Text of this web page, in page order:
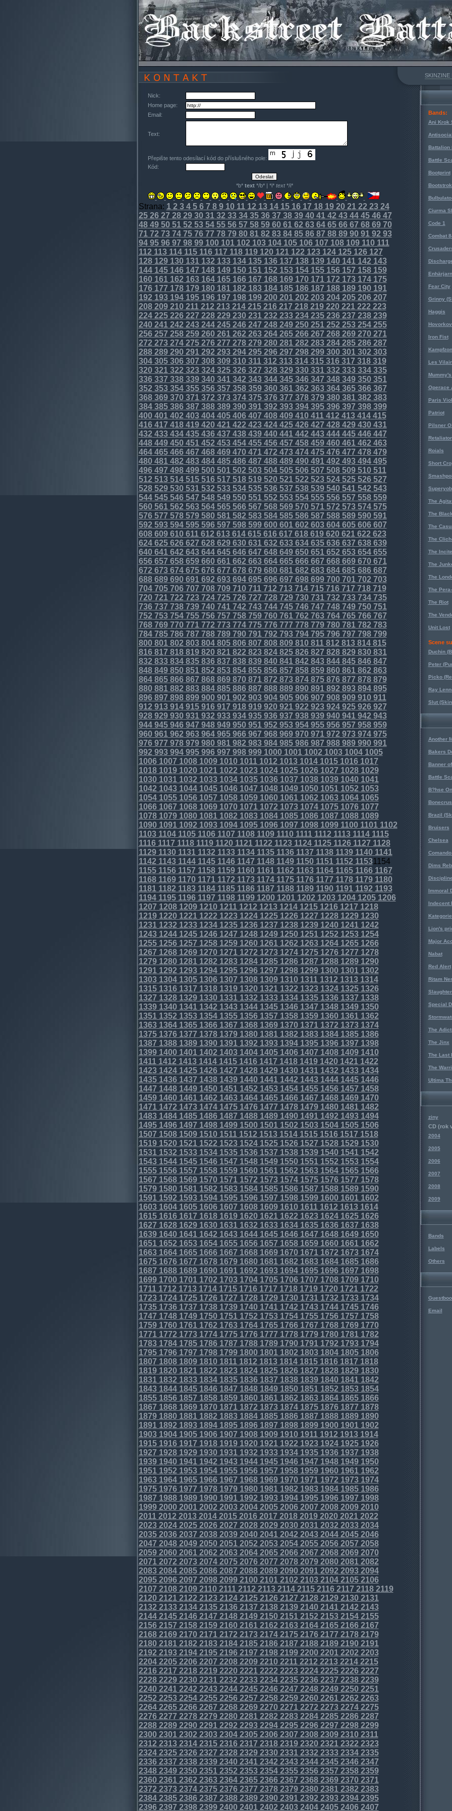
SKINZINE
Nick:
Home page:
Email:
Text:
Přepište tento odesílací kód do příslušného pole:
Kód:
*b* text*/b* | *i* text*/i*
Strana: 12 34567 89101112 1314151617 1819202122 2324
252627 2829303132 3334353637 3839404142 4344454647
4849505152 5354555657 5859606162 6364656667 686970
7172 7374757677 7879808182 8384858687 8889909192 93
94959697 9899100101102 103104105106107 108109110111
112 113114115116117 118119120121122 123124125126127
128129130131132 133134135136137 138139140141142 143
144145146147 148149150151152 153154155156157 158159
160161162 163164165166167 168169170171172 173174175
176177 178179180181182 183184185186187 188189190191
192 193194195196197 198199200201202 203204205206207
208209210211212 213214215216217 218219220221222 223
224225226227 228229230231232 233234235236237 238239
240241242 243244245246247 248249250251252 253254255
256257 258259260261262 263264265266267 268269270271
272 273274275276277 278279280281282 283284285286287
288289290291292 293294295296297 298299300301302 303
304305306307 308309310311312 313314315316317 318319
320321322 323324325326327 328329330331332 333334335
336337 338339340341342 343344345346347 348349350351
352 353354355356357 358359360361362 363364365366367
368369370371372 373374375376377 378379380381382 383
384385386387 388389390391392 393394395396397 398399
400401402 403404405406407 408409410411412 413414415
416417 418419420421422 423424425426427 428429430431
432 433434435436437 438439440441442 443444445446447
448449450451452 453454455456457 458459460461462 463
464465466467 468469470471472 473474475476477 478479
480481482 483484485486487 488489490491492 493494495
496497 498499500501502 503504505506507 508509510511
512 513514515516517 518519520521522 523524525526527
528529530531532 533534535536537 538539540541542 543
544545546547 548549550551552 553554555556557 558559
560561562 563564565566567 568569570571572 573574575
576577 578579580581582 583584585586587 588589590591
592 593594595596597 598599600601602 603604605606607
608609610611612 613614615616617 618619620621622 623
624625626627 628629630631632 633634635636637 638639
640641642 643644645646647 648649650651652 653654655
656657 658659660661662 663664665666667 668669670671
672 673674675676677 678679680681682 683684685686687
688689690691692 693694695696697 698699700701702 703
704705706707 708709710711712 713714715716717 718719
720721722 723724725726727 728729730731732 733734735
736737 738739740741742 743744745746747 748749750751
752 753754755756757 758759760761762 763764765766767
768769770771772 773774775776777 778779780781782 783
784785786787 788789790791792 793794795796797 798799
800801802 803804805806807 808809810811812 813814815
816817 818819820821822 823824825826827 828829830831
832 833834835836837 838839840841842 843844845846847
848849850851852 853854855856857 858859860861862 863
864865866867 868869870871872 873874875876877 878879
880881882 883884885886887 888889890891892 893894895
896897 898899900901902 903904905906907 908909910911
912 913914915916917 918919920921922 923924925926927
928929930931932 933934935936937 938939940941942 943
944945946947 948949950951952 953954955956957 958959
960961962 963964965966967 968969970971972 973974975
976977 978979980981982 983984985986987 988989990991
992 993994995996997 998999100010011002 100310041005
10061007 10081009101010111012 10131014101510161017
10181019102010211022 10231024102510261027 10281029
103010311032 10331034103510361037 1038103910401041
1042 10431044104510461047 10481049105010511052 1053
1054105510561057 10581059106010611062 106310641065
10661067 10681069107010711072 10731074107510761077
10781079108010811082 10831084108510861087 10881089
109010911092 10931094109510961097 10981099110011011102
11031104110511061107 11081109111011111112 111311141115
11161117 11181119112011211122 11231124112511261127 1128
1129113011311132 11331134113511361137 1138113911401141
1142 11431144114511461147 11481149115011511152 11531154
115511561157 11581159116011611162 11631164116511661167
11681169117011711172 11731174117511761177 117811791180
11811182 11831184118511861187 11881189119011911192 1193
1194119511961197 11981199120012011202 1203120412051206
1207 12081209121012111212 12131214121512161217 1218
1219122012211222 12231224122512261227 122812291230
12311232 12331234123512361237 12381239124012411242
12431244124512461247 12481249125012511252 12531254
125512561257 12581259126012611262 1263126412651266
1267 12681269127012711272 12731274127512761277 1278
1279128012811282 12831284128512861287 128812891290
12911292 12931294129512961297 12981299130013011302
13031304130513061307 13081309131013111312 13131314
131513161317 13181319132013211322 1323132413251326
1327 13281329133013311332 13331334133513361337 1338
1339134013411342 13431344134513461347 134813491350
13511352 13531354135513561357 13581359136013611362
13631364136513661367 13681369137013711372 13731374
137513761377 13781379138013811382 1383138413851386
1387 13881389139013911392 13931394139513961397 1398
1399140014011402 14031404140514061407 140814091410
14111412 14131414141514161417 14181419142014211422
14231424142514261427 14281429143014311432 14331434
143514361437 14381439144014411442 1443144414451446
1447 14481449145014511452 14531454145514561457 1458
1459146014611462 14631464146514661467 146814691470
14711472 14731474147514761477 14781479148014811482
14831484148514861487 14881489149014911492 14931494
149514961497 14981499150015011502 1503150415051506
1507 15081509151015111512 15131514151515161517 1518
1519152015211522 15231524152515261527 152815291530
15311532 15331534153515361537 15381539154015411542
15431544154515461547 15481549155015511552 15531554
155515561557 15581559156015611562 1563156415651566
1567 15681569157015711572 15731574157515761577 1578
1579158015811582 15831584158515861587 158815891590
15911592 15931594159515961597 15981599160016011602
16031604160516061607 16081609161016111612 16131614
161516161617 16181619162016211622 1623162416251626
1627 16281629163016311632 16331634163516361637 1638
1639164016411642 16431644164516461647 164816491650
16511652 16531654165516561657 16581659166016611662
16631664166516661667 16681669167016711672 16731674
167516761677 16781679168016811682 1683168416851686
1687 16881689169016911692 16931694169516961697 1698
1699170017011702 17031704170517061707 170817091710
17111712 17131714171517161717 17181719172017211722
17231724172517261727 17281729173017311732 17331734
173517361737 17381739174017411742 1743174417451746
1747 17481749175017511752 17531754175517561757 1758
1759176017611762 17631764176517661767 176817691770
17711772 17731774177517761777 17781779178017811782
17831784178517861787 17881789179017911792 17931794
179517961797 17981799180018011802 1803180418051806
1807 18081809181018111812 18131814181518161817 1818
1819182018211822 18231824182518261827 182818291830
18311832 18331834183518361837 18381839184018411842
18431844184518461847 18481849185018511852 18531854
185518561857 18581859186018611862 1863186418651866
1867 18681869187018711872 18731874187518761877 1878
1879188018811882 18831884188518861887 188818891890
18911892 18931894189518961897 18981899190019011902
19031904190519061907 19081909191019111912 19131914
191519161917 19181919192019211922 1923192419251926
1927 19281929193019311932 19331934193519361937 1938
1939194019411942 19431944194519461947 194819491950
19511952 19531954195519561957 19581959196019611962
19631964196519661967 19681969197019711972 19731974
197519761977 19781979198019811982 1983198419851986
1987 19881989199019911992 19931994199519961997 1998
1999200020012002 20032004200520062007 200820092010
20112012 20132014201520162017 20182019202020212022
20232024202520262027 20282029203020312032 20332034
203520362037 20382039204020412042 2043204420452046
2047 20482049205020512052 20532054205520562057 2058
2059206020612062 20632064206520662067 206820692070
20712072 20732074207520762077 20782079208020812082
20832084208520862087 20882089209020912092 20932094
209520962097 20982099210021012102 2103210421052106
2107 21082109211021112112 21132114211521162117 21182119
212021212122 21232124212521262127 2128212921302131
2132 21332134213521362137 21382139214021412142 2143
2144214521462147 21482149215021512152 215321542155
21562157 21582159216021612162 21632164216521662167
21682169217021712172 21732174217521762177 21782179
218021812182 21832184218521862187 2188218921902191
2192 21932194219521962197 21982199220022012202 2203
2204220522062207 22082209221022112212 221322142215
22162217 22182219222022212222 22232224222522262227
22282229223022312232 22332234223522362237 22382239
224022412242 22432244224522462247 2248224922502251
2252 22532254225522562257 22582259226022612262 2263
2264226522662267 22682269227022712272 227322742275
22762277 22782279228022812282 22832284228522862287
22882289229022912292 22932294229522962297 22982299
230023012302 23032304230523062307 2308230923102311
2312 23132314231523162317 23182319232023212322 2323
2324232523262327 23282329233023312332 233323342335
23362337 23382339234023412342 23432344234523462347
23482349235023512352 23532354235523562357 23582359
236023612362 23632364236523662367 2368236923702371
2372 23732374237523762377 23782379238023812382 2383
2384238523862387 23882389239023912392 239323942395
23962397 23982399240024012402 24032404240524062407
Bands:
Ani Krok
Battalion
Battle
Bootprint
Ciurma
Code 1
Combat
Fear City
Grinny
Haggis
Iron Fist
Les
Operace
Paris
Patriot
Pilsner
Retaliator
Roials
Short
Superyob
The
The
The
The
The
The
The
The
The Riot
The
Unit Lost
Scene
Duchin
Peter
Picko
Ray
Slut
Another
Bakers
Banner
Battle
B?hse
Brazil
Bruisers
Chelsea
Dims
Immoral
Indecent
Lion's
Major
Nabat
Red Alert
Ritam
Special
The
The Jinx
The Last
The
Ultima
ziny
CD (rok
2004
2005
2006
2007
2008
2009
Bands
Labels
Others
Email